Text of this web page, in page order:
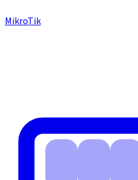
MikroTik